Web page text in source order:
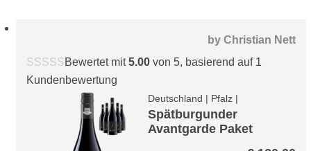
byChristian Nett
Bewertet mit5.00von 5, basierend auf 1
Kundenbewertung
Deutschland | Pfalz|
Spätburgunder
Avantgarde Paket